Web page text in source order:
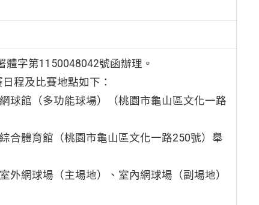
字第1150048042號函辦理。
程及比賽地點如下：
球館（多功能球場）（桃園市龜山區文化一路
合體育館（桃園市龜山區文化一路250號）舉
網球場（主場地）、室內網球場（副場地）